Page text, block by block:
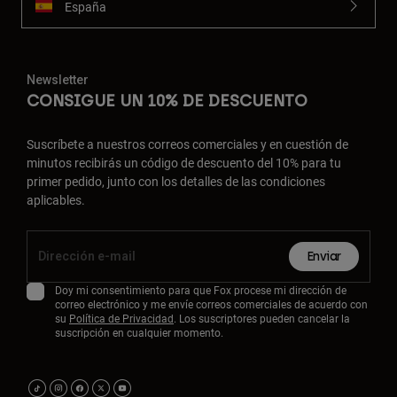
España
Newsletter
CONSIGUE UN 10% DE DESCUENTO
Suscríbete a nuestros correos comerciales y en cuestión de
minutos recibirás un código de descuento del 10% para tu
primer pedido, junto con los detalles de las condiciones
aplicables.
Enviar
Doy mi consentimiento para que Fox procese mi dirección de
correo electrónico y me envíe correos comerciales de acuerdo con
su Política de Privacidad. Los suscriptores pueden cancelar la
suscripción en cualquier momento.